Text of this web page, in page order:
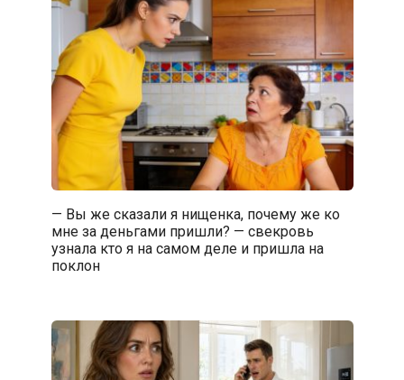
— Вы же сказали я нищенка, почему же ко
мне за деньгами пришли? — свекровь
узнала кто я на самом деле и пришла на
поклон